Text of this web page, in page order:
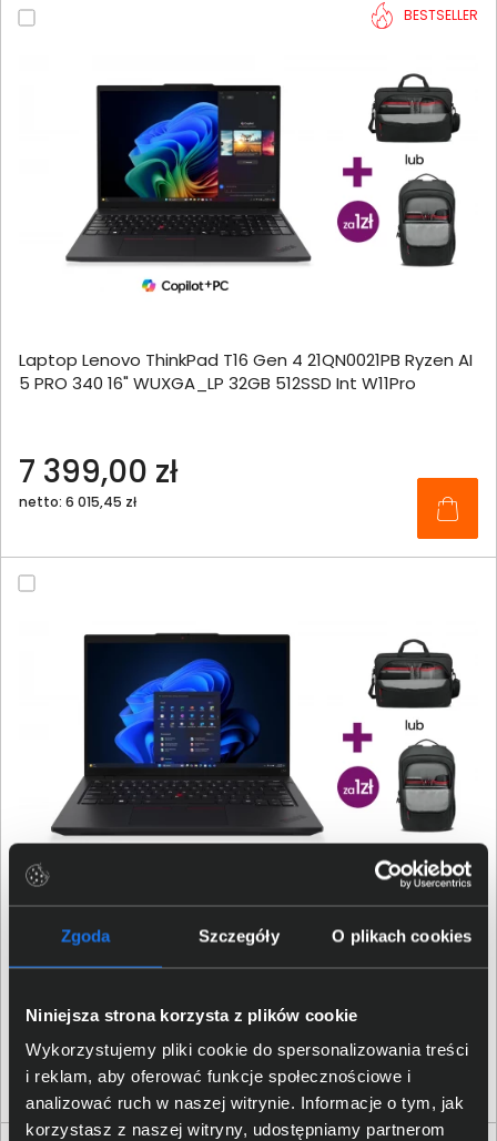
Zgoda Szczegóły O plikach cookies
Niniejsza strona korzysta z plików cookie
Wykorzystujemy pliki cookie do spersonalizowania treści
i reklam, aby oferować funkcje społecznościowe i
analizować ruch w naszej witrynie. Informacje o tym, jak
korzystasz z naszej witryny, udostępniamy partnerom
BESTSELLER
Laptop Lenovo ThinkPad T16 Gen 4 21QN0021PB Ryzen AI
5 PRO 340 16" WUXGA_LP 32GB 512SSD Int W11Pro
7 399,00 zł
netto: 6 015,45 zł
Laptop Lenovo ThinkPad L14 Gen 6 AMD 21SE0029PB
Ryzen AI 7 PRO 350 14" WUXGA 32GB 1000SSD Int W11Pro
7 049,00 zł
netto: 5 730,89 zł